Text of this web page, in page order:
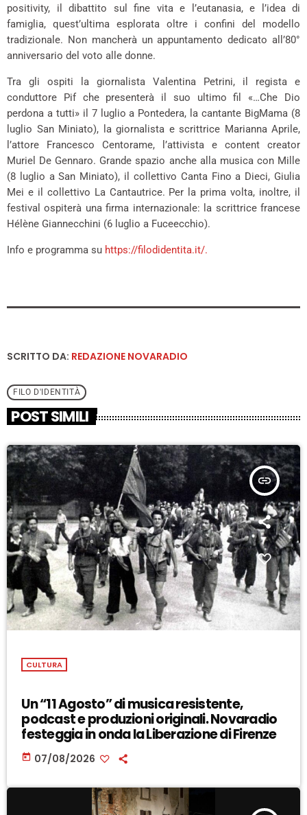
positivity, il dibattito sul fine vita e l’eutanasia, e l’idea di
famiglia, quest’ultima esplorata oltre i confini del modello
tradizionale. Non mancherà un appuntamento dedicato all’80°
anniversario del voto alle donne.
Tra gli ospiti la giornalista Valentina Petrini, il regista e
conduttore Pif che presenterà il suo ultimo fil «…Che Dio
perdona a tutti» il 7 luglio a Pontedera, la cantante BigMama (8
luglio San Miniato), la giornalista e scrittrice Marianna Aprile,
l’attore Francesco Centorame, l’attivista e content creator
Muriel De Gennaro. Grande spazio anche alla musica con Mille
(8 luglio a San Miniato), il collettivo Canta Fino a Dieci, Giulia
Mei e il collettivo La Cantautrice. Per la prima volta, inoltre, il
festival ospiterà una firma internazionale: la scrittrice francese
Hélène Giannecchini (6 luglio a Fuceecchio).
Info e programma su https://filodidentita.it/.
SCRITTO DA: REDAZIONE NOVARADIO
FILO D'IDENTITÀ
POST SIMILI
insert_link
CULTURA
Un “11 Agosto” di musica resistente,
podcast e produzioni originali. Novaradio
festeggia in onda la Liberazione di Firenze
today 07/08/2026